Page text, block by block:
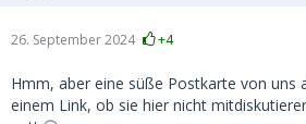
26. September 2024 +4
Hmm, aber eine süße Postkarte von uns
einem Link, ob sie hier nicht